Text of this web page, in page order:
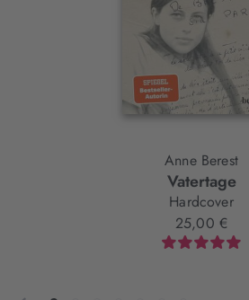
Anne Berest
Vatertage
Hardcover
25,00 €